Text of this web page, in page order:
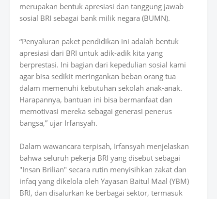
merupakan bentuk apresiasi dan tanggung jawab
sosial BRI sebagai bank milik negara (BUMN).
“Penyaluran paket pendidikan ini adalah bentuk
apresiasi dari BRI untuk adik-adik kita yang
berprestasi. Ini bagian dari kepedulian sosial kami
agar bisa sedikit meringankan beban orang tua
dalam memenuhi kebutuhan sekolah anak-anak.
Harapannya, bantuan ini bisa bermanfaat dan
memotivasi mereka sebagai generasi penerus
bangsa,” ujar Irfansyah.
Dalam wawancara terpisah, Irfansyah menjelaskan
bahwa seluruh pekerja BRI yang disebut sebagai
"Insan Brilian" secara rutin menyisihkan zakat dan
infaq yang dikelola oleh Yayasan Baitul Maal (YBM)
BRI, dan disalurkan ke berbagai sektor, termasuk